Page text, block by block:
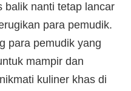
balik nanti tetap lancar
para pemudik.
para pemudik yang
mampir dan
kuliner khas di